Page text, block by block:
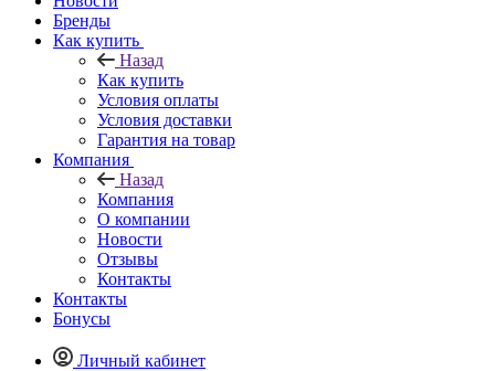
Бренды
Как купить
Назад
Как купить
Условия оплаты
Условия доставки
Гарантия на товар
Компания
Назад
Компания
О компании
Новости
Отзывы
Контакты
Контакты
Бонусы
Личный кабинет